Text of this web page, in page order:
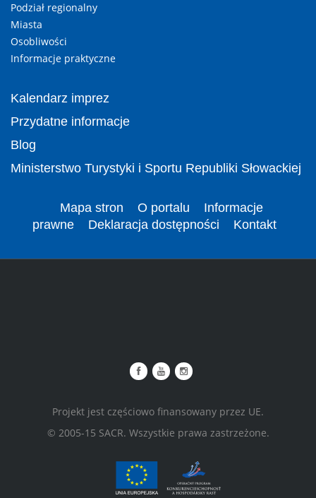
Podział regionalny
Miasta
Osobliwości
Informacje praktyczne
Kalendarz imprez
Przydatne informacje
Blog
Ministerstwo Turystyki i Sportu Republiki Słowackiej
Mapa stron O portalu
Informacje
prawne
Deklaracja dostępności Kontakt
Projekt jest częściowo finansowany przez UE.
© 2005-15 SACR. Wszystkie prawa zastrzeżone.